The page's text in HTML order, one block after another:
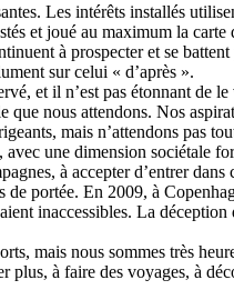
Les intérêts installés
et joué au maximum la
à prospecter et se
sur celui « d’après ».
et il n’est pas étonnant de
que nous attendons. Nos
mais n’attendons pas
une dimension sociétale
à accepter d’entrer
portée. En 2009, à
inaccessibles. La
mais nous sommes très
plus, à faire des voyages, à